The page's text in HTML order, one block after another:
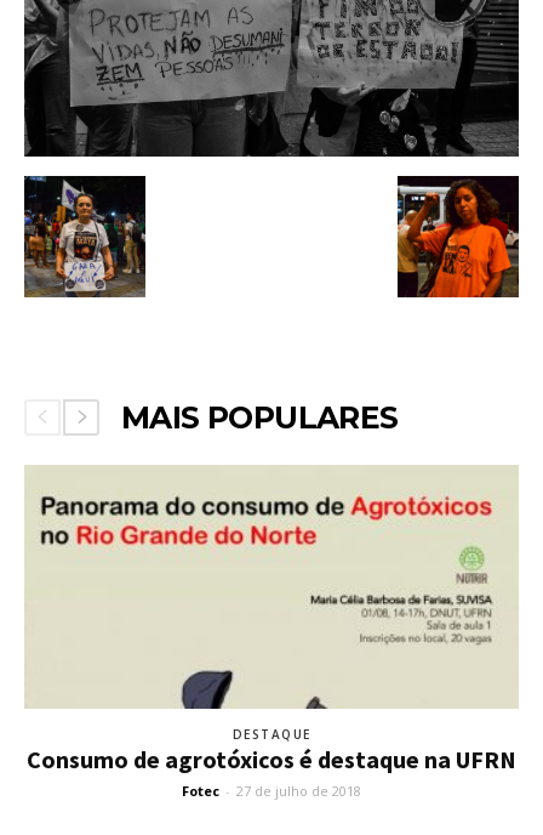
MAIS POPULARES
DESTAQUE
Consumo de agrotóxicos é destaque na UFRN
Fotec - 27 de julho de 2018